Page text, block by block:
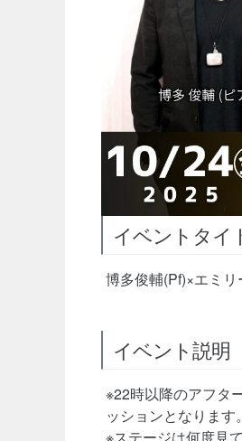
イベントタイ
博多俊輔(Pf)×エミ
イベント説明
※22時以降のアフタ
ッションとなります。